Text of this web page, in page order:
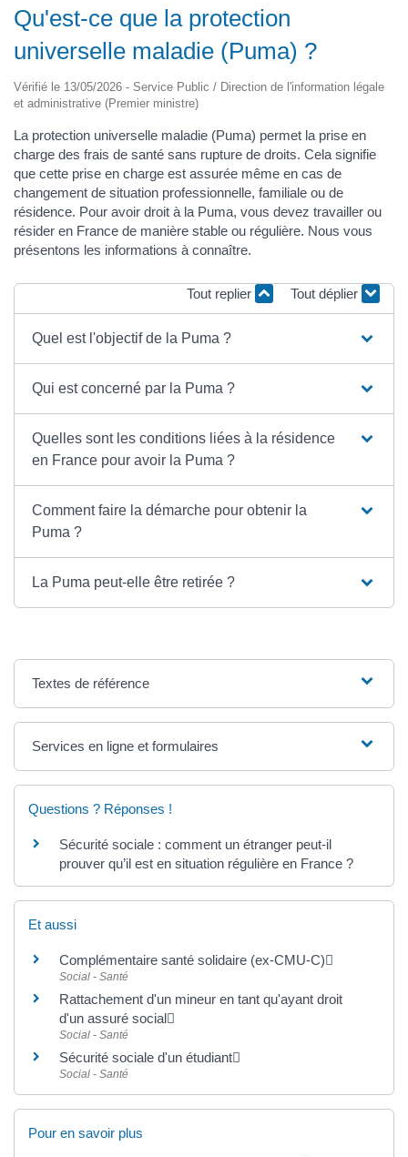
Qu'est-ce que la protection
universelle maladie (Puma) ?
Vérifié le 13/05/2026 - Service Public / Direction de l'information légale
et administrative (Premier ministre)
La protection universelle maladie (Puma) permet la prise en
charge des frais de santé sans rupture de droits. Cela signifie
que cette prise en charge est assurée même en cas de
changement de situation professionnelle, familiale ou de
résidence. Pour avoir droit à la Puma, vous devez travailler ou
résider en France de manière stable ou régulière. Nous vous
présentons les informations à connaître.
Tout replier Tout déplier
Quel est l'objectif de la Puma ?
Qui est concerné par la Puma ?
Quelles sont les conditions liées à la résidence
en France pour avoir la Puma ?
Comment faire la démarche pour obtenir la
Puma ?
La Puma peut-elle être retirée ?
Textes de référence
Services en ligne et formulaires
Questions ? Réponses !
Sécurité sociale : comment un étranger peut-il
prouver qu’il est en situation régulière en France ?
Et aussi
Complémentaire santé solidaire (ex-CMU-C)
Social - Santé
Rattachement d'un mineur en tant qu'ayant droit
d'un assuré social
Social - Santé
Sécurité sociale d'un étudiant
Social - Santé
Pour en savoir plus